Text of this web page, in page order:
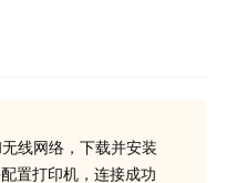
线网络，下载并安装
置打印机，连接成功